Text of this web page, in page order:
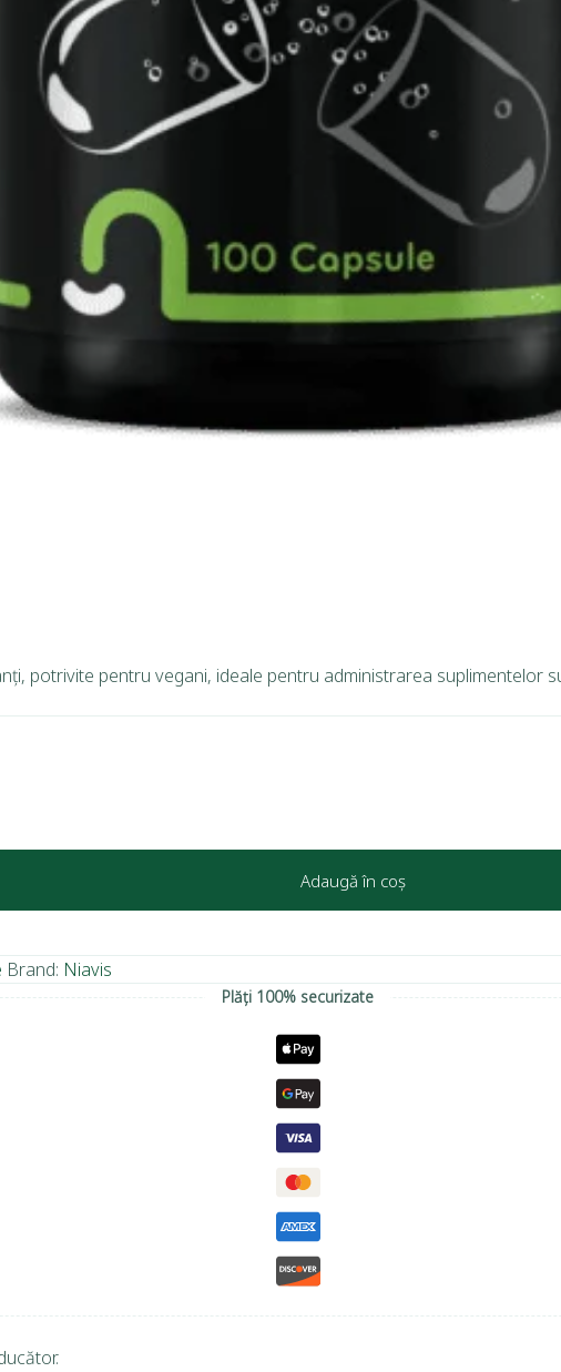
potrivite pentru vegani, ideale pentru administrarea suplimentelor
Adaugă în coș
Brand: Niavis
Plăți 100% securizate